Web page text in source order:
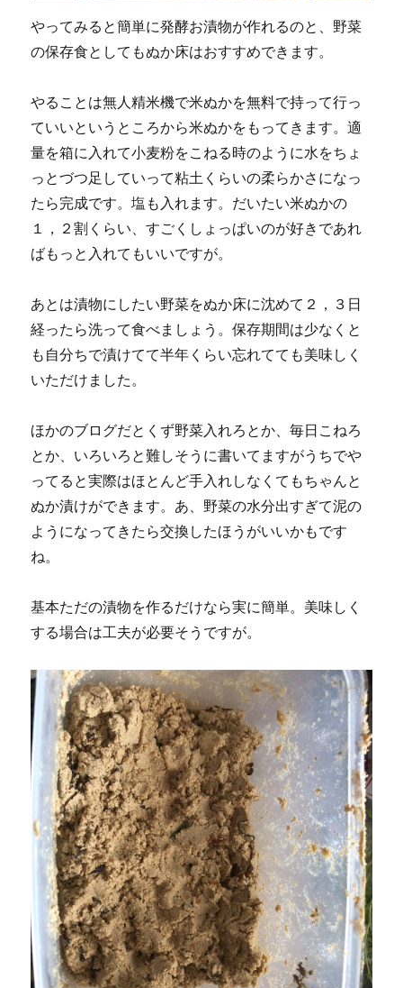
やってみると簡単に発酵お漬物が作れるのと、野菜
の保存食としてもぬか床はおすすめできます。
やることは無人精米機で米ぬかを無料で持って行っ
ていいというところから米ぬかをもってきます。適
量を箱に入れて小麦粉をこねる時のように水をちょ
っとづつ足していって粘土くらいの柔らかさになっ
たら完成です。塩も入れます。だいたい米ぬかの
１，２割くらい、すごくしょっぱいのが好きであれ
ばもっと入れてもいいですが。
あとは漬物にしたい野菜をぬか床に沈めて２，３日
経ったら洗って食べましょう。保存期間は少なくと
も自分ちで漬けてて半年くらい忘れてても美味しく
いただけました。
ほかのブログだとくず野菜入れろとか、毎日こねろ
とか、いろいろと難しそうに書いてますがうちでや
ってると実際はほとんど手入れしなくてもちゃんと
ぬか漬けができます。あ、野菜の水分出すぎて泥の
ようになってきたら交換したほうがいいかもです
ね。
基本ただの漬物を作るだけなら実に簡単。美味しく
する場合は工夫が必要そうですが。